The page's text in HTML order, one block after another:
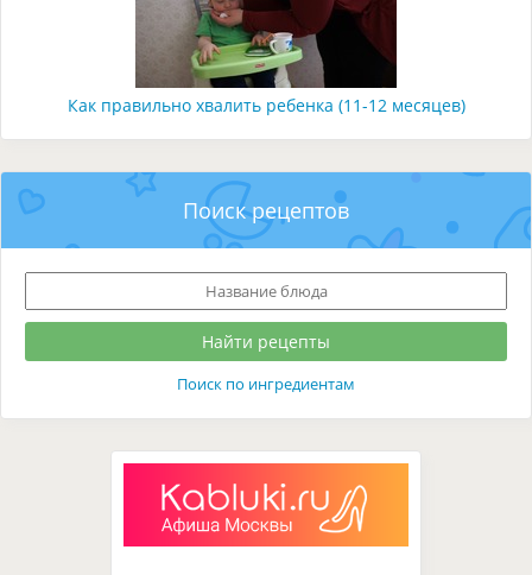
Как правильно хвалить ребенка (11-12 месяцев)
Поиск рецептов
Поиск по ингредиентам